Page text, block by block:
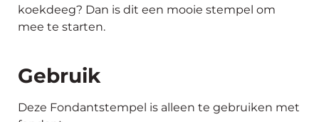
koekdeeg? Dan is dit een mooie stempel om
mee te starten.
Gebruik
Deze Fondantstempel is alleen te gebruiken met